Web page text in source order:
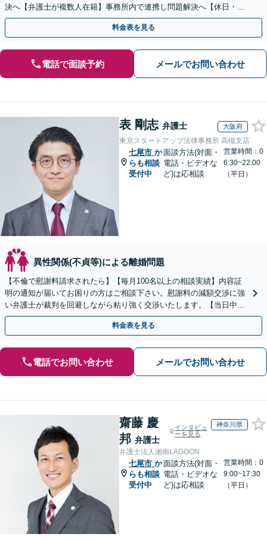
決へ【弁護士が複数人在籍】事務所内で連携し問題解決へ【休日・夜
間面談可】【子連れ相談可】【虎ノ門駅1分】
料金表を見る
電話で面談予約 メールでお問い合わせ
表 剛志 弁護士 大阪府
東京スタートアップ法律事務所 高槻支店
七尾市 か
らも相談
受付中
面談方法(対面・
電話・ビデオな
ど)は応相談
営業時間：0
6:30~22:00
（平日）
異性関係(不貞等)による離婚問題
【不倫で慰謝料請求されたら】【毎月100名以上の相談実績】内容証
明の通知が届いてお困りの方はご相談下さい。慰謝料の減額交渉に強
い弁護士が裁判を回避しながら粘り強く交渉いたします。【当日中の
相談可(予約制)】【全国対応】
料金表を見る
電話でお問い合わせ メールでお問い合わせ
齋藤 慶
邦 弁護士
インタビュ
ーを見る
神奈川県
弁護士法人湘南LAGOON
七尾市 か
らも相談
受付中
面談方法(対面・
電話・ビデオな
ど)は応相談
営業時間：0
9:00~17:30
（平日）